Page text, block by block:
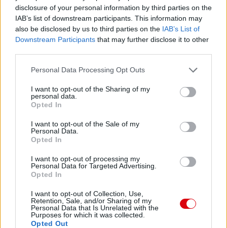
disclosure of your personal information by third parties on the
IAB’s list of downstream participants. This information may
also be disclosed by us to third parties on the IAB’s List of
Downstream Participants that may further disclose it to other
Please note that this website/app uses one or more Google
not limited to your visit or usage behaviour. You may click to
grant or deny consent to Google and its third-party tags to
use your data for below specified purposes in below Google
consent section.
Personal Data Processing Opt Outs
I want to opt-out of the Sharing of my
personal data.
Opted In
I want to opt-out of the Sale of my
Personal Data.
Opted In
I want to opt-out of processing my
Personal Data for Targeted Advertising.
Opted In
I want to opt-out of Collection, Use,
Retention, Sale, and/or Sharing of my
Personal Data that Is Unrelated with the
Purposes for which it was collected.
Opted Out